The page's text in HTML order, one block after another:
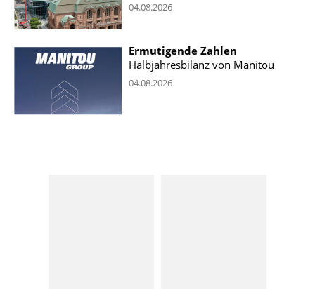
04.08.2026
Ermutigende Zahlen
Halbjahresbilanz von Manitou
04.08.2026